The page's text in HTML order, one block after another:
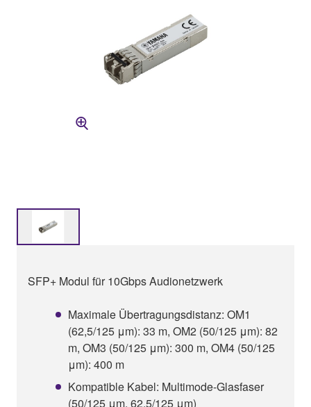
SFP+ Modul für 10Gbps Audionetzwerk
Maximale Übertragungsdistanz: OM1
(62,5/125 μm): 33 m, OM2 (50/125 μm): 82
m, OM3 (50/125 μm): 300 m, OM4 (50/125
μm): 400 m
Kompatible Kabel: Multimode-Glasfaser
(50/125 μm, 62,5/125 μm)